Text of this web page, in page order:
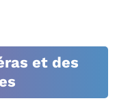
et des